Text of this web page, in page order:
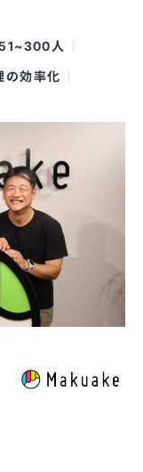
人
の効率化